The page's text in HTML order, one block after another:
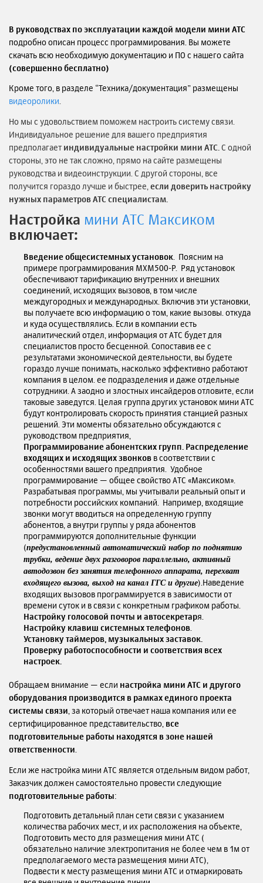
В руководствах по эксплуатации каждой модели мини АТС
подробно описан процесс программирования. Вы можете
скачать всю необходимую документацию и ПО с нашего сайта
(совершенно бесплатно)
Кроме того, в разделе “Техника/документация” размещены
видеоролики
Но мы с удовольствием поможем настроить систему связи.
Индивидуальное решение для вашего предприятия
предполагает индивидуальные настройки мини АТС. С одной
стороны, это не так сложно, прямо на сайте размещены
руководства и видеоинструкции. С другой стороны, все
получится гораздо лучше и быстрее, если доверить настройку
нужных параметров АТС специалистам.
Настройка мини АТС Максиком
включает:
Введение общесистемных установок . Поясним на
примере программирования MXM500-P. Ряд установок
обеспечивают тарификацию внутренних и внешних
соединений, исходящих вызовов, в том числе
междугородных и международных. Включив эти установки,
вы получаете всю информацию о том, какие вызовы. откуда
и куда осуществлялись. Если в компании есть
аналитический отдел, информация от АТС будет для
специалистов просто бесценной. Сопоставив ее с
результатами экономической деятельности, вы будете
гораздо лучше понимать, насколько эффективно работают
компания в целом. ее подразделения и даже отдельные
сотрудники. А заодно и злостных инсайдеров отловите, если
таковые заведутся. Целая группа других установок мини АТС
будут контролировать скорость принятия станцией разных
решений. Эти моменты обязательно обсуждаются с
руководством предприятия,
Программирование абонентских групп. Распределение
входящих и исходящих звонков в соответствии с
особенностями вашего предприятия. Удобное
программирование — общее свойство АТС «Максиком».
Разрабатывая программы, мы учитывали реальный опыт и
потребности российских компаний. Например, входящие
звонки могут вводиться на определенную группу
абонентов, а внутри группы у ряда абонентов
программируются дополнительные функции
(предустановленный автоматический набор по поднятию
трубки, ведение двух разговоров параллельно, активный
автодозвон без занятия телефонного аппарата, перехват
входящего вызова, выход на канал ГГС и другие).Наведение
входящих вызовов программируется в зависимости от
времени суток и в связи с конкретным графиком работы.
Настройку голосовой почты и автосекретаря.
Настройку клавиш системных телефонов
Установку таймеров, музыкальных заставок.
Проверку работоспособности и соответствия всех
настроек.
Обращаем внимание — если настройка мини АТС и другого
оборудования производится в рамках единого проекта
системы связи , за который отвечает наша компания или ее
сертифицированное представительство, все
подготовительные работы находятся в зоне нашей
ответственности
Если же настройка мини АТС является отдельным видом работ,
Заказчик должен самостоятельно провести следующие
подготовительные работы:
Подготовить детальный план сети связи с указанием
количества рабочих мест, и их расположения на объекте,
Подготовить место для размещения мини АТС (
обязательно наличие электропитания не более чем в 1м от
предполагаемого места размещения мини АТС),
Подвести к месту размещения мини АТС и отмаркировать